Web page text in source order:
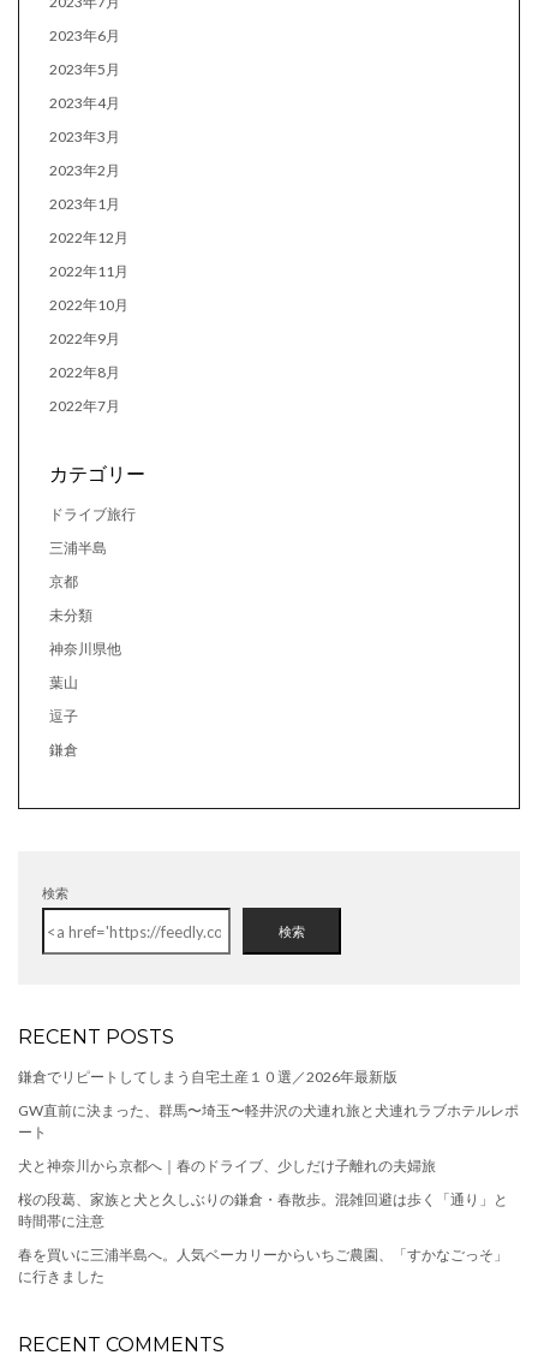
2023年6月
2023年5月
2023年4月
2023年3月
2023年2月
2023年1月
2022年12月
2022年11月
2022年10月
2022年9月
2022年8月
2022年7月
カテゴリー
ドライブ旅行
三浦半島
京都
未分類
神奈川県他
葉山
逗子
鎌倉
検索
検索
RECENT POSTS
鎌倉でリピートしてしまう自宅土産１０選／2026年最新版
GW直前に決まった、群馬〜埼玉〜軽井沢の犬連れ旅と犬連れラブホテルレポ
ート
犬と神奈川から京都へ｜春のドライブ、少しだけ子離れの夫婦旅
桜の段葛、家族と犬と久しぶりの鎌倉・春散歩。混雑回避は歩く「通り」と
時間帯に注意
春を買いに三浦半島へ。人気ベーカリーからいちご農園、「すかなごっそ」
に行きました
RECENT COMMENTS